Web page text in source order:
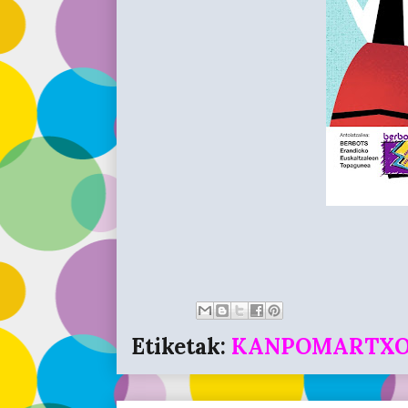
Etiketak: